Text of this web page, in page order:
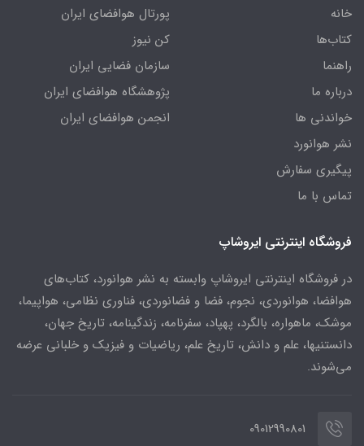
خانه
کتاب‌ها
راهنما
درباره ما
خواندنی ها
نشر هوانورد
پیگیری سفارش
تماس با ما
پورتال هوافضای ایران
کن نیوز
سازمان فضایی ایران
پژوهشگاه هوافضای ایران
انجمن هوافضای ایران
فروشگاه اینترنتی ایروشاپ
در فروشگاه اینترنتی ایروشاپ وابسته به نشر هوانورد، کتاب‌های
هوافضا، هوانوردی، نجوم، فضا و فضانوردی، فناوری نظامی، هواپیما،
موشک، ماهواره، بالگرد، پهپاد، سفرنامه، زندگینامه، تاریخ جهان،
دانستنیها، علم و دانش، تاریخ علم، ریاضیات و فیزیک و خلبانی عرضه
می‌شوند.
09012990801